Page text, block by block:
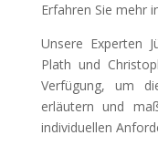
Erfahren Sie mehr
Unsere Experten
Plath und
Verfügung, um
erläutern und
individuellen